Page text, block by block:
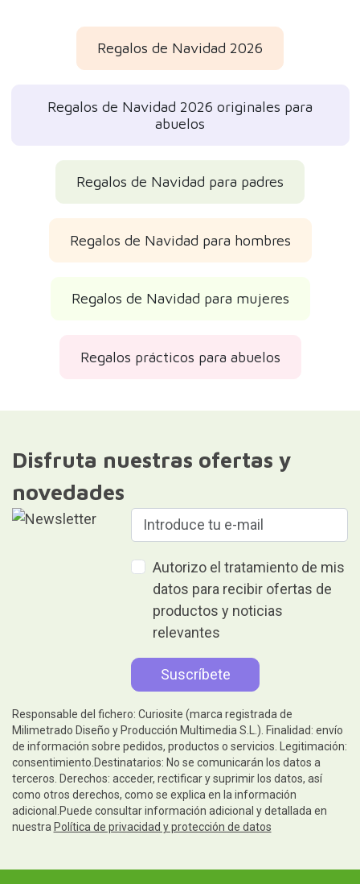
Regalos de Navidad 2026
Regalos de Navidad 2026 originales para
abuelos
Regalos de Navidad para padres
Regalos de Navidad para hombres
Regalos de Navidad para mujeres
Regalos prácticos para abuelos
Disfruta nuestras ofertas y
novedades
Autorizo el tratamiento de mis
datos para recibir ofertas de
productos y noticias
relevantes
Responsable del fichero: Curiosite (marca registrada de
Milimetrado Diseño y Producción Multimedia S.L.). Finalidad: envío
de información sobre pedidos, productos o servicios. Legitimación:
consentimiento.Destinatarios: No se comunicarán los datos a
terceros. Derechos: acceder, rectificar y suprimir los datos, así
como otros derechos, como se explica en la información
adicional.Puede consultar información adicional y detallada en
nuestra Política de privacidad y protección de datos